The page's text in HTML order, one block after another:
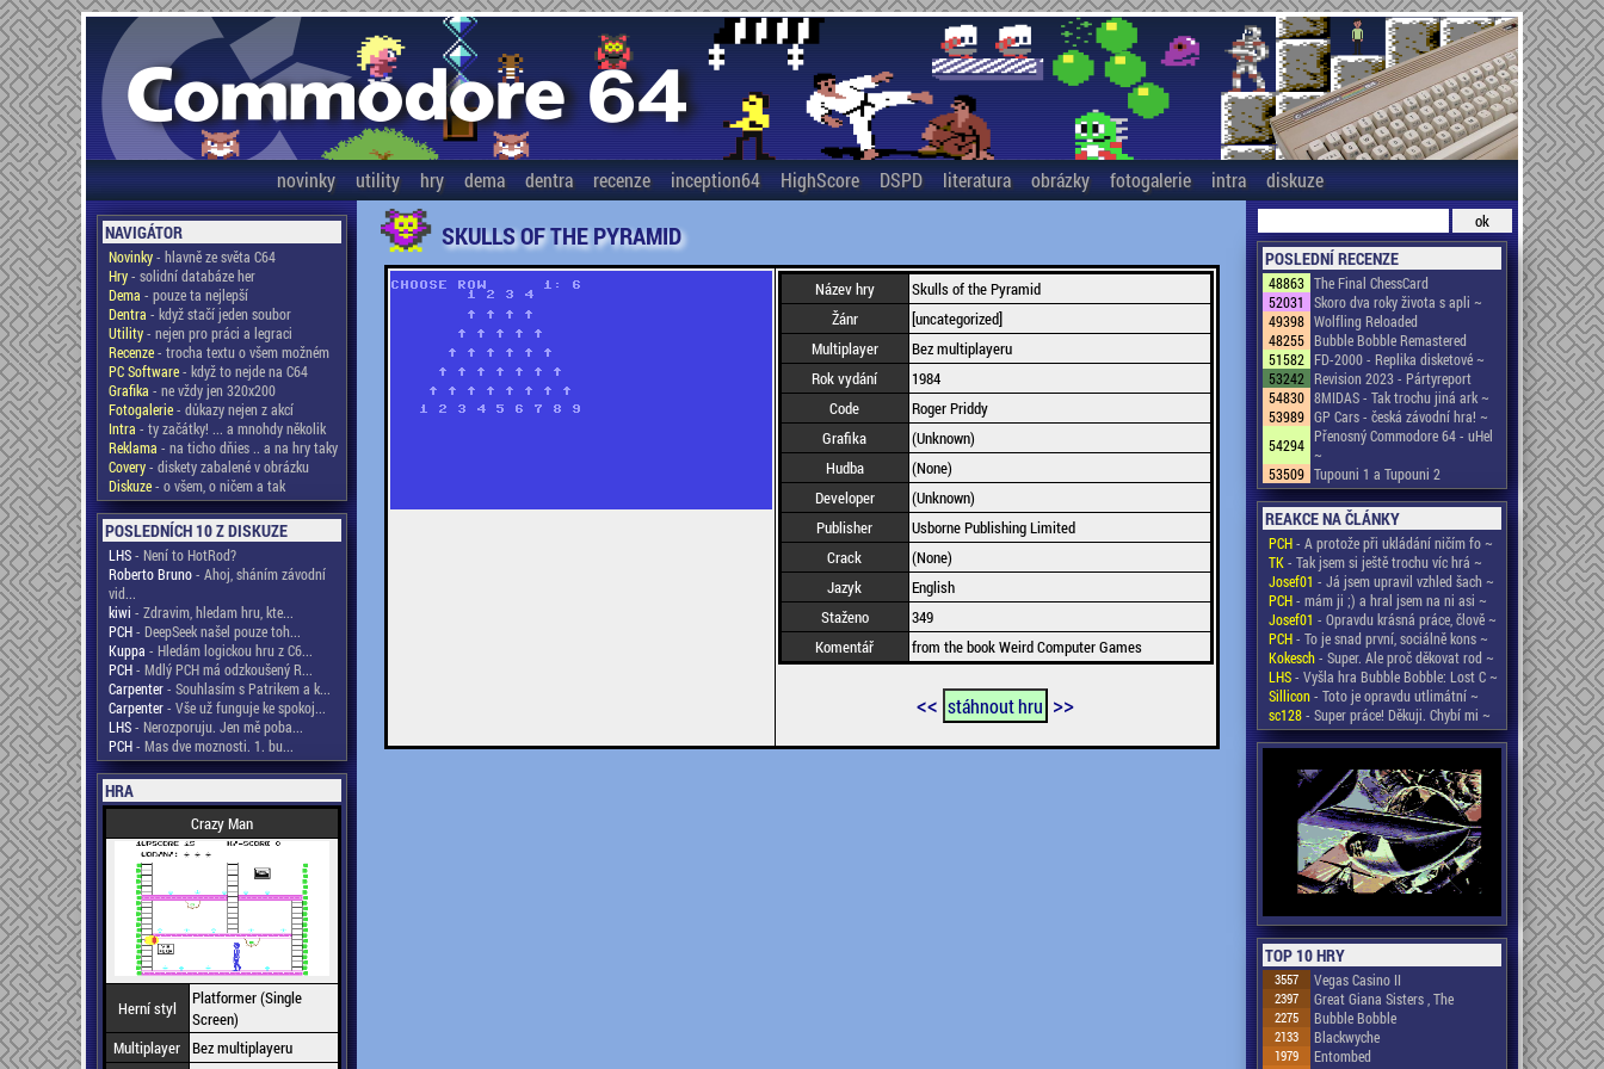
novinky utility hry dema dentra recenze inception64 HighScore DSPD literatura obrázky fotogalerie intra diskuze
NAVIGÁTOR
Novinky- hlavně ze světa C64
Hry- solidní databáze her
Dema - pouze ta nejlepší
Dentra - když stačí jeden soubor
Utility- nejen pro práci a legraci
Recenze- trocha textu o všem možném
PC Software- když to nejde na C64
Grafika - ne vždy jen 320x200
Fotogalerie- důkazy nejen z akcí
Intra - ty začátky! ... a mnohdy několik
Reklama - na ticho dňies .. a na hry taky
Covery- diskety zabalené v obrázku
Diskuze- o všem, o ničem a tak
POSLEDNÍCH 10 Z DISKUZE
LHS- Není to HotRod?
Roberto Bruno- Ahoj, sháním závodní
vid...
kiwi - Zdravim, hledam hru, kte...
PCH- DeepSeek našel pouze toh...
Kuppa - Hledám logickou hru z C6...
PCH- Mdlý PCH má odzkoušený R...
Carpenter- Souhlasím s Patrikem a k...
Carpenter- Vše už funguje ke spokoj...
LHS- Nerozporuju. Jen mě poba...
PCH- Mas dve moznosti. 1. bu...
HRA
Crazy Man
Herní styl
Platformer (Single
Screen)
Multiplayer Bez multiplayeru
SKULLS OF THE PYRAMID
Název hry
Skulls of the Pyramid
Žánr
[uncategorized]
Multiplayer
Bez multiplayeru
Rok vydání
1984
Code
Roger Priddy
Grafika
(Unknown)
Hudba
(None)
Developer
(Unknown)
Publisher
Usborne Publishing Limited
Crack
(None)
Jazyk
English
Staženo
349
Komentář
from the book Weird Computer Games
<< stáhnout hru >>
POSLEDNÍ RECENZE
48863 The Final ChessCard
52031
Skoro dva roky života s apli ~
49398 Wolfling Reloaded
48255 Bubble Bobble Remastered
51582 FD-2000 - Replika disketové ~
53242 Revision 2023 - Pártyreport
54830 8MIDAS - Tak trochu jiná ark ~
53989 GP Cars - česká závodní hra! ~
54294 Přenosný Commodore 64 - uHel
~
53509 Tupouni 1 a Tupouni 2
REAKCE NA ČLÁNKY
PCH- A protože při ukládání ničím fo ~
TK- Tak jsem si ještě trochu víc hrá ~
Josef01 - Já jsem upravil vzhled šach ~
PCH- mám ji ;) a hral jsem na ni asi ~
Josef01 - Opravdu krásná práce, člově ~
PCH- To je snad první, sociálně kons ~
Kokesch- Super. Ale proč děkovat rod ~
LHS- Vyšla hra Bubble Bobble: Lost C ~
Sillicon- Toto je opravdu utlimátní ~
sc128- Super práce! Děkuji. Chybí mi ~
TOP 10 HRY
3557 Vegas Casino II
2397 Great Giana Sisters , The
2275 Bubble Bobble
2133 Blackwyche
1979 Entombed